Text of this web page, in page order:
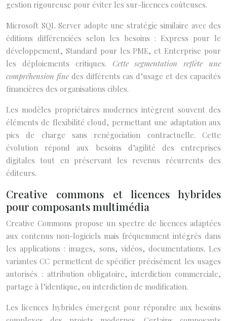
gestion rigoureuse pour éviter les sur-licences coûteuses.
Microsoft SQL Server adopte une stratégie similaire avec des
éditions différenciées selon les besoins : Express pour le
développement, Standard pour les PME, et Enterprise pour
les déploiements critiques. Cette segmentation reflète une
compréhension fine des différents cas d’usage et des capacités
financières des organisations cibles.
Les modèles propriétaires modernes intègrent souvent des
éléments de flexibilité cloud, permettant une adaptation aux
pics de charge sans renégociation contractuelle. Cette
évolution répond aux besoins d’agilité des entreprises
digitales tout en préservant les revenus récurrents des
éditeurs.
Creative commons et licences hybrides
pour composants multimédia
Creative Commons propose un spectre de licences adaptées
aux contenus non-logiciels mais fréquemment intégrés dans
les applications : images, sons, vidéos, documentations. Les
variantes CC permettent de spécifier précisément les usages
autorisés : attribution obligatoire, interdiction commerciale,
partage à l’identique, ou interdiction de modification.
Les licences hybrides émergent pour répondre aux besoins